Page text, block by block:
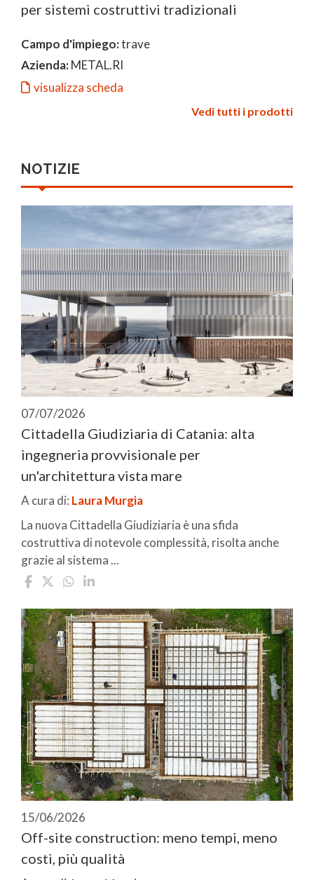
per sistemi costruttivi tradizionali
Campo d'impiego:trave
Azienda:METAL.RI
visualizza scheda
Vedi tutti i prodotti
NOTIZIE
07/07/2026
Cittadella Giudiziaria di Catania: alta
ingegneria provvisionale per
un'architettura vista mare
A cura di: Laura Murgia
La nuova Cittadella Giudiziaria è una sfida
costruttiva di notevole complessità, risolta anche
grazie al sistema ...
15/06/2026
Off-site construction: meno tempi, meno
costi, più qualità